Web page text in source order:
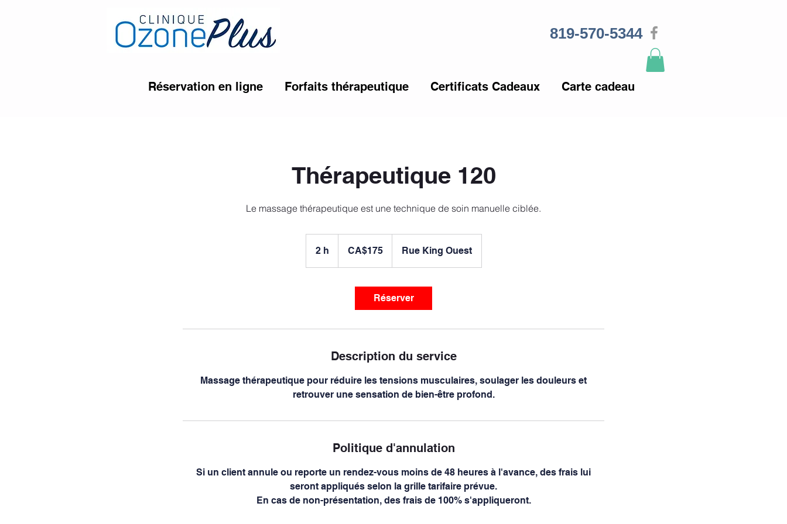
819-570-5344
Réservation en ligne Forfaits thérapeutique Certificats Cadeaux Carte cadeau
Thérapeutique 120
2 h
dollarsCA$175 Rue King Ouest
Réserver
Description du service
Massage thérapeutique pour réduire les tensions musculaires, soulager les douleurs et
retrouver une sensation de bien-être profond.
Politique d'annulation
Si un client annule ou reporte un rendez-vous moins de 48 heures à l'avance, des frais lui
seront appliqués selon la grille tarifaire prévue.
En cas de non-présentation, des frais de 100% s'appliqueront.